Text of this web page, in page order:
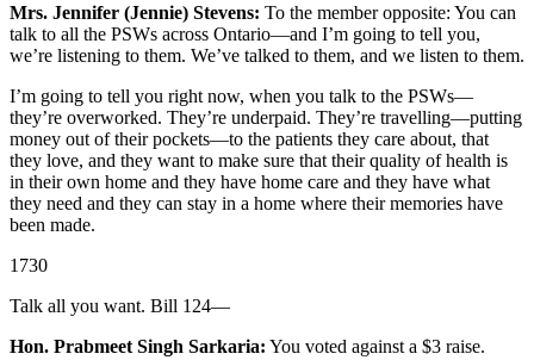
Mrs. Jennifer (Jennie) Stevens: To the member opposite: You can
talk to all the PSWs across Ontario—and I’m going to tell you,
we’re listening to them. We’ve talked to them, and we listen to them.
I’m going to tell you right now, when you talk to the PSWs—
they’re overworked. They’re underpaid. They’re travelling—putting
money out of their pockets—to the patients they care about, that
they love, and they want to make sure that their quality of health is
in their own home and they have home care and they have what
they need and they can stay in a home where their memories have
been made.
1730
Talk all you want. Bill 124—
Hon. Prabmeet Singh Sarkaria: You voted against a $3 raise.